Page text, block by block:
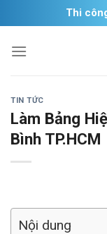
to
content
Thi
TIN TỨC
Làm Bảng
Bình TP.HCM
Nội dung